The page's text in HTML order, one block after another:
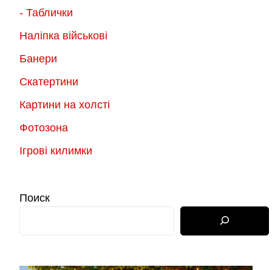
- Таблички
Наліпка військові
Банери
Скатертини
Картини на холсті
Фотозона
Ігрові килимки
Поиск